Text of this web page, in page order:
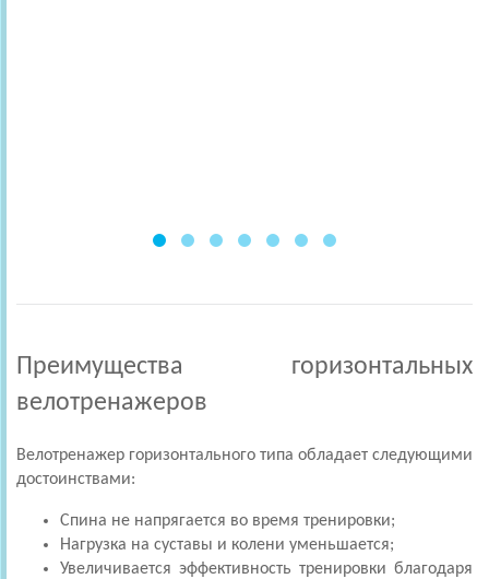
Преимущества горизонтальных
велотренажеров
Велотренажер горизонтального типа обладает следующими
достоинствами:
Спина не напрягается во время тренировки;
Нагрузка на суставы и колени уменьшается;
Увеличивается эффективность тренировки благодаря